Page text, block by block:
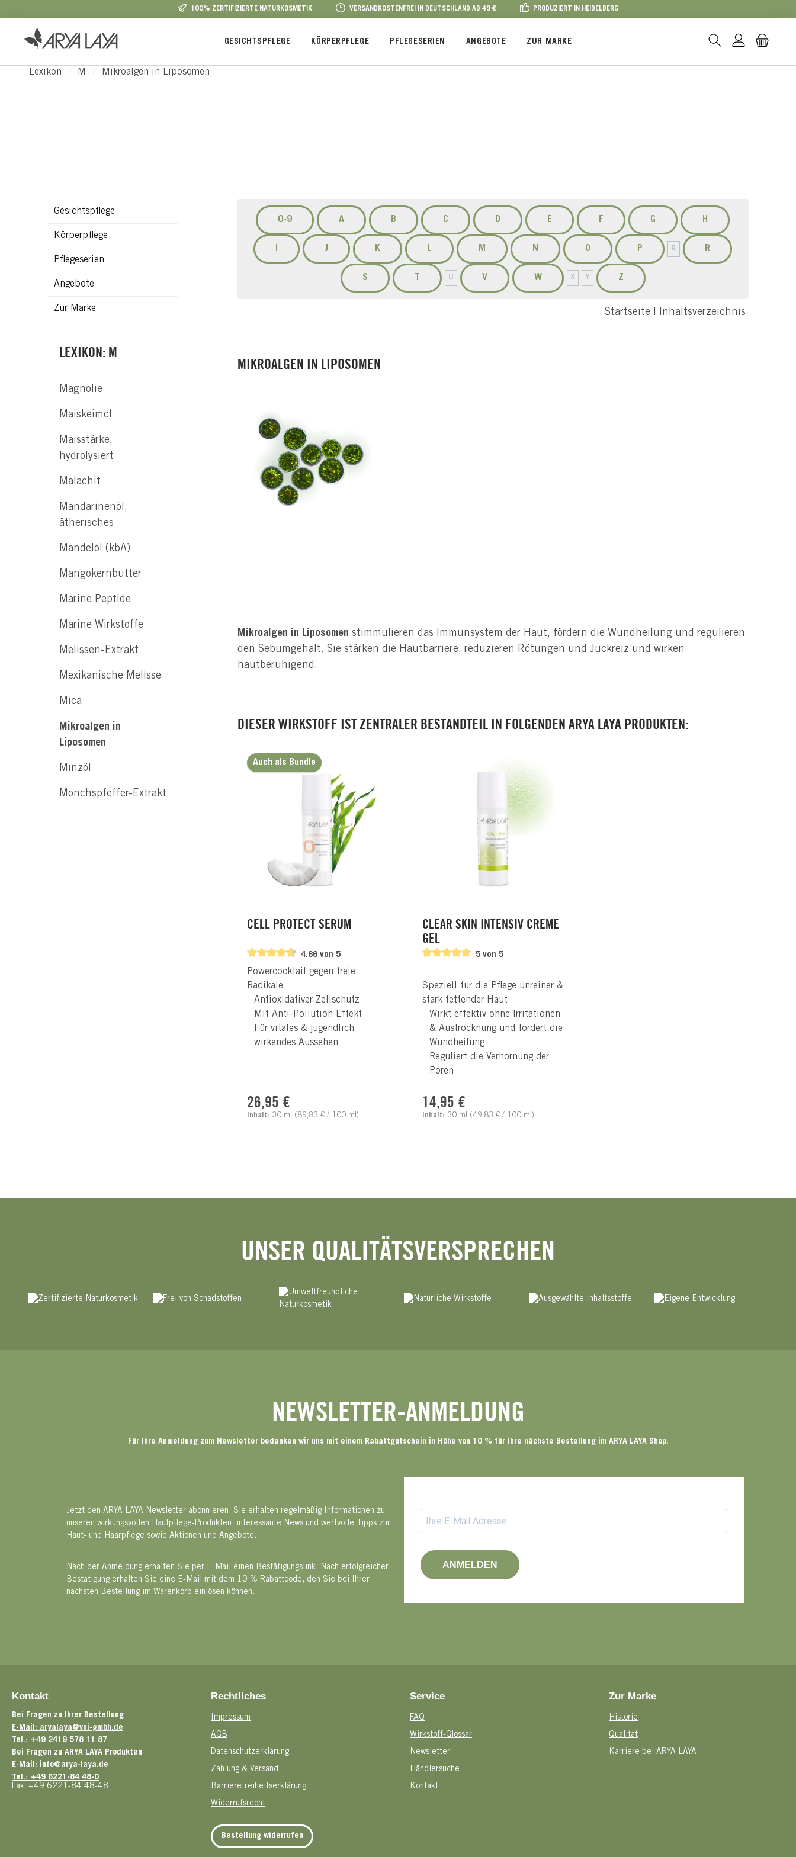
100% ZERTIFIZIERTE NATURKOSMETIK VERSANDKOSTENFREI IN DEUTSCHLAND AB 49 € PRODUZIERT IN HEIDELBERG
GESICHTSPFLEGE KÖRPERPFLEGE PFLEGESERIEN ANGEBOTE ZUR MARKE
Lexikon M Mikroalgen in Liposomen
Gesichtspflege
Körperpflege
Pflegeserien
Angebote
Zur Marke
LEXIKON: M
Magnolie
Maiskeimöl
Maisstärke,
hydrolysiert
Malachit
Mandarinenöl,
ätherisches
Mandelöl (kbA)
Mangokernbutter
Marine Peptide
Marine Wirkstoffe
Melissen-Extrakt
Mexikanische Melisse
Mica
Mikroalgen in
Liposomen
Minzöl
Mönchspfeffer-Extrakt
0-9 A B C D E F G H
J K L M N O P Q R
S U V W X Y Z
Startseite | Inhaltsverzeichnis
MIKROALGEN IN LIPOSOMEN
Mikroalgen in Liposomen stimmulieren das Immunsystem der Haut, fördern die Wundheilung und regulieren
den Sebumgehalt. Sie stärken die Hautbarriere, reduzieren Rötungen und Juckreiz und wirken
hautberuhigend.
DIESER WIRKSTOFF IST ZENTRALER BESTANDTEIL IN FOLGENDEN ARYA LAYA PRODUKTEN:
Auch als Bundle
4.86 von 5
CELL PROTECT SERUM
Powercocktail gegen freie
Radikale
Antioxidativer Zellschutz
Mit Anti-Pollution Effekt
Für vitales & jugendlich
wirkendes Aussehen
Inhalt: 30 ml (89,83 € / 100 ml)
26,95 €
5 von 5
CLEAR SKIN INTENSIV CREME
GEL
Speziell für die Pflege unreiner &
stark fettender Haut
Wirkt effektiv ohne Irritationen
& Austrocknung und fördert die
Wundheilung
Reguliert die Verhornung der
Poren
Inhalt: 30 ml (49,83 € / 100 ml)
14,95 €
UNSER QUALITÄTSVERSPRECHEN
NEWSLETTER-ANMELDUNG
Für Ihre Anmeldung zum Newsletter bedanken wir uns mit einem Rabattgutschein in Höhe von 10 % für Ihre nächste Bestellung im ARYA LAYA Shop.
Jetzt den ARYA LAYA Newsletter abonnieren: Sie erhalten regelmäßig Informationen zu
unseren wirkungsvollen Hautpflege-Produkten, interessante News und wertvolle Tipps zur
Haut- und Haarpflege sowie Aktionen und Angebote.
Nach der Anmeldung erhalten Sie per E-Mail einen Bestätigungslink. Nach erfolgreicher
Bestätigung erhalten Sie eine E-Mail mit dem 10 % Rabattcode, den Sie bei Ihrer
nächsten Bestellung im Warenkorb einlösen können.
ANMELDEN
Kontakt
Bei Fragen zu Ihrer Bestellung
E-Mail: aryalaya@vni-gmbh.de
Tel.: +49 2419 578 11 87
Bei Fragen zu ARYA LAYA Produkten
E-Mail: info@arya-laya.de
Tel.: +49 6221-84 48-0
Fax: +49 6221-84 48-48
Rechtliches
Impressum
AGB
Datenschutzerklärung
Zahlung & Versand
Barrierefreiheitserklärung
Widerrufsrecht
Bestellung widerrufen
Service
FAQ
Wirkstoff-Glossar
Newsletter
Händlersuche
Kontakt
Zur Marke
Historie
Qualität
Karriere bei ARYA LAYA